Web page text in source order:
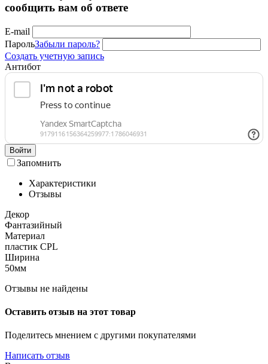
сообщить вам об ответе
E-mail
ПарольЗабыли пароль?
Создать учетную запись
Антибот
Войти
Запомнить
Характеристики
Отзывы
Декор
Фантазийный
Материал
пластик CPL
Ширина
50мм
Отзывы не найдены
Оставить отзыв на этот товар
Поделитесь мнением с другими покупателями
Написать отзыв